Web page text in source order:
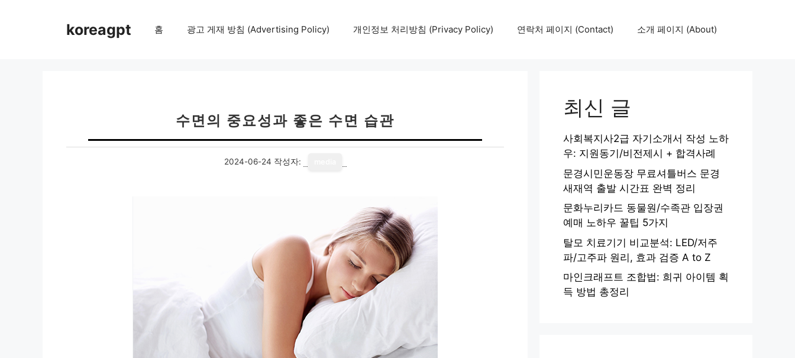
koreagpt 홈 광고 게재 방침 (Advertising Policy) 개인정보 처리방침 (Privacy Policy) 연락처 페이지 (Contact) 소개 페이지 (About)
수면의 중요성과 좋은 수면 습관
2024-06-24 작성자:
최신 글
사회복지사2급 자기소개서 작성 노하
우: 지원동기/비전제시 + 합격사례
문경시민운동장 무료셔틀버스 문경
새재역 출발 시간표 완벽 정리
문화누리카드 동물원/수족관 입장권
예매 노하우 꿀팁 5가지
탈모 치료기기 비교분석: LED/저주
파/고주파 원리, 효과 검증 A to Z
마인크래프트 조합법: 희귀 아이템 획
득 방법 총정리